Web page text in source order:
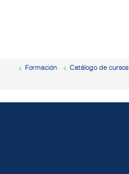
Formación Catálogo de cursos